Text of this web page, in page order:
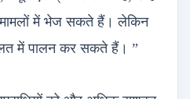
में भेज सकते हैं। लेकिन
में पालन कर सकते हैं। ”